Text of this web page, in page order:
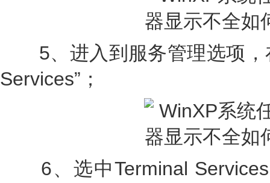
5、进入到服务管理选项，
Services”；
6、选中Terminal Services